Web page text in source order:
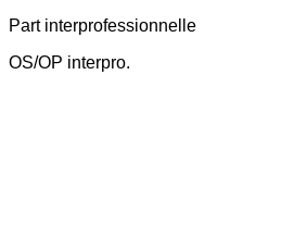
Part interprofessionnelle
OS/OP interpro.